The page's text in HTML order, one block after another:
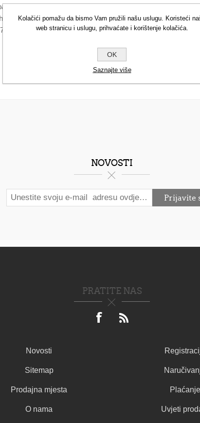
Seed Oil [1]Prunus Amygdalus Dulcis (Sweet Almond)
(Vitamin E)Helianthus Annuus (Sunflower) Seed
(Iron Oxide)Ci 77499 (Iron Oxide)Ci 77742
NOVOSTI
PRATITE NAS
Novosti
Sitemap
Prodajna mjesta
O nama
Plaćanje
Uvjeti
Kolačići pomažu da bismo Vam pružili našu uslugu. Koristeći
web stranicu i uslugu, prihvaćate i korištenje kolačića.
OK
Saznajte više